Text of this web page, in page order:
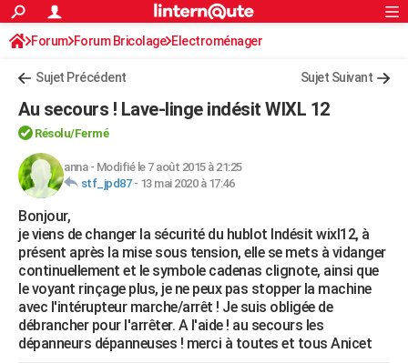
ACTUALITÉS
Politique
Société
Faits Divers
Education
Monde
Villes
+
Programme TV
TNTStreaming
Cinéma
Sorties cinéma
Musique
+FINANCE
Retraite
Impôts
Epargne
Immobilier
Risques naturels par ville
Banque
Assurance
Crédit
AUTO
Essais
Réserver un essai
Citadines
Berlines
SUV
Forum auto
Mobiles
Meilleur smartphone
Internet
Ordinateurs
Jeux vidéo
Guide high-tech
+BRICOLAGE
Forum
Aménagement intérieur
Extérieur
Cuisine
Salle de bains
Jardinage
Rangement
WEEK-END
Guides de France
Escapades
Patrimoine
Expositions
Musées
Week-end nature
+LIFESTYLE
Art de vivre
Bien-être
Loisirs
Mode
Modes de vie
SANTE
S'inscrire
Connexion
Forum Forum Bricolage Electroménager
Sujet Précédent Sujet Suivant
Au secours ! Lave-linge indésit WIXL 12
Résolu/Fermé
anna- Modifié le 7 août 2015 à 21:25
stf_jpd87- 13 mai 2020 à 17:46
Bonjour,
je viens de changer la sécurité du hublot Indésit wixl12, à
présent après la mise sous tension, elle se mets à vidanger
continuellement et le symbole cadenas clignote, ainsi que
le voyant rinçage plus, je ne peux pas stopper la machine
avec l'intérupteur marche/arrêt ! Je suis obligée de
débrancher pour l'arrêter. A l'aide ! au secours les
dépanneurs dépanneuses ! merci à toutes et tous Anicet